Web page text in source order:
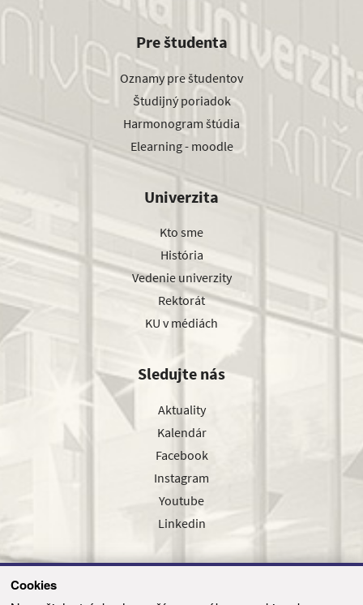
Cookies
Pre študenta
Oznamy pre študentov
Študijný poriadok
Harmonogram štúdia
Elearning - moodle
Univerzita
Kto sme
História
Vedenie univerzity
Rektorát
KU v médiách
Sledujte nás
Aktuality
Kalendár
Facebook
Instagram
Youtube
Linkedin